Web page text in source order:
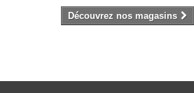
Découvrez nos magasins